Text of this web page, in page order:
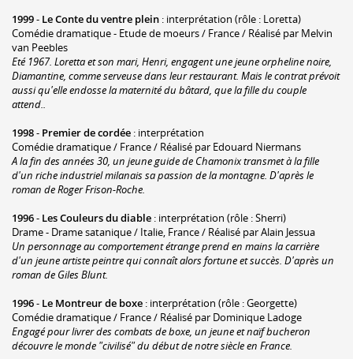
1999- Le Conte du ventre plein : interprétation (rôle : Loretta)
Comédie dramatique - Etude de moeurs / France / Réalisé par Melvin
van Peebles
Eté 1967. Loretta et son mari, Henri, engagent une jeune orpheline noire,
Diamantine, comme serveuse dans leur restaurant. Mais le contrat prévoit
aussi qu'elle endosse la maternité du bâtard, que la fille du couple
attend..
1998- Premier de cordée : interprétation
Comédie dramatique / France / Réalisé par Edouard Niermans
A la fin des années 30, un jeune guide de Chamonix transmet à la fille
d'un riche industriel milanais sa passion de la montagne. D'après le
roman de Roger Frison-Roche.
1996- Les Couleurs du diable : interprétation (rôle : Sherri)
Drame - Drame satanique / Italie, France / Réalisé par Alain Jessua
Un personnage au comportement étrange prend en mains la carrière
d'un jeune artiste peintre qui connaît alors fortune et succès. D'après un
roman de Giles Blunt.
1996- Le Montreur de boxe : interprétation (rôle : Georgette)
Comédie dramatique / France / Réalisé par Dominique Ladoge
Engagé pour livrer des combats de boxe, un jeune et naïf bucheron
découvre le monde "civilisé" du début de notre siècle en France.